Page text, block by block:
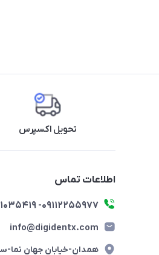
تحویل اکسپرس
اطلاعات تماس
09112255977- 02191035419
info@digidentx.com
همدان-خیابان جهان نما-